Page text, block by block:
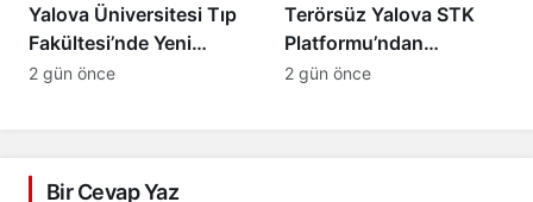
Yalova Üniversitesi Tıp
Fakültesi’nde Yeni
Dönem Başlıyor:
2 gün önce
Terörsüz Yalova STK
Platformu’ndan
“Terörsüz Türkiye”
2 gün önce
Bir Cevap Yaz